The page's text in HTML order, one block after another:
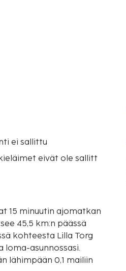
ei sallittu
eivät ole sallitt
15 minuutin ajomatkan
kohteesta Lilla Torg
loma-asunnossasi.
lähimpään 0,1 mailiin